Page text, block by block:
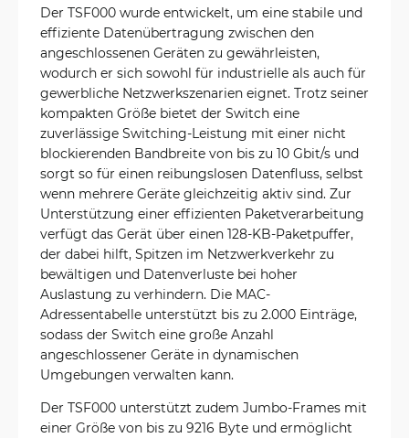
Der TSF000 wurde entwickelt, um eine stabile und
effiziente Datenübertragung zwischen den
angeschlossenen Geräten zu gewährleisten,
wodurch er sich sowohl für industrielle als auch für
gewerbliche Netzwerkszenarien eignet. Trotz seiner
kompakten Größe bietet der Switch eine
zuverlässige Switching-Leistung mit einer nicht
blockierenden Bandbreite von bis zu 10 Gbit/s und
sorgt so für einen reibungslosen Datenfluss, selbst
wenn mehrere Geräte gleichzeitig aktiv sind. Zur
Unterstützung einer effizienten Paketverarbeitung
verfügt das Gerät über einen 128-KB-Paketpuffer,
der dabei hilft, Spitzen im Netzwerkverkehr zu
bewältigen und Datenverluste bei hoher
Auslastung zu verhindern. Die MAC-
Adressentabelle unterstützt bis zu 2.000 Einträge,
sodass der Switch eine große Anzahl
angeschlossener Geräte in dynamischen
Umgebungen verwalten kann.
Der TSF000 unterstützt zudem Jumbo-Frames mit
einer Größe von bis zu 9216 Byte und ermöglicht